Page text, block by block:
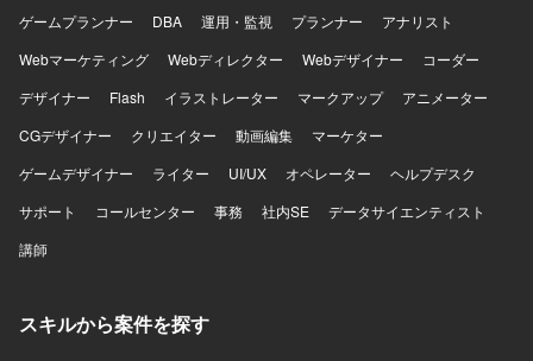
ゲームプランナー
DBA 運用・監視 プランナー
アナリスト
Webマーケティング
Webディレクター Webデザイナー
コーダー
デザイナー
Flash イラストレーター マークアップ
アニメーター
CGデザイナー
クリエイター 動画編集
マーケター
ゲームデザイナー
ライター UI/UX オペレーター
ヘルプデスク
サポート
コールセンター 事務 社内SE
データサイエンティスト
講師
スキルから案件を探す